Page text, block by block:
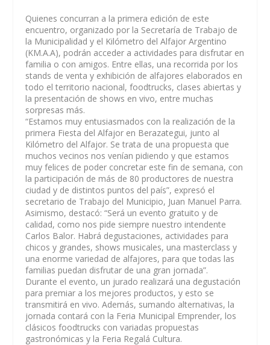
Quienes concurran a la primera edición de este
encuentro, organizado por la Secretaría de Trabajo de
la Municipalidad y el Kilómetro del Alfajor Argentino
(KM.A.A), podrán acceder a actividades para disfrutar en
familia o con amigos. Entre ellas, una recorrida por los
stands de venta y exhibición de alfajores elaborados en
todo el territorio nacional, foodtrucks, clases abiertas y
la presentación de shows en vivo, entre muchas
sorpresas más.
“Estamos muy entusiasmados con la realización de la
primera Fiesta del Alfajor en Berazategui, junto al
Kilómetro del Alfajor. Se trata de una propuesta que
muchos vecinos nos venían pidiendo y que estamos
muy felices de poder concretar este fin de semana, con
la participación de más de 80 productores de nuestra
ciudad y de distintos puntos del país”, expresó el
secretario de Trabajo del Municipio, Juan Manuel Parra.
Asimismo, destacó: “Será un evento gratuito y de
calidad, como nos pide siempre nuestro intendente
Carlos Balor. Habrá degustaciones, actividades para
chicos y grandes, shows musicales, una masterclass y
una enorme variedad de alfajores, para que todas las
familias puedan disfrutar de una gran jornada”.
Durante el evento, un jurado realizará una degustación
para premiar a los mejores productos, y esto se
transmitirá en vivo. Además, sumando alternativas, la
jornada contará con la Feria Municipal Emprender, los
clásicos foodtrucks con variadas propuestas
gastronómicas y la Feria Regalá Cultura.